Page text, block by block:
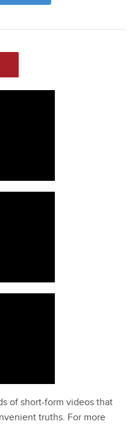
of short-form videos that
truths. For more